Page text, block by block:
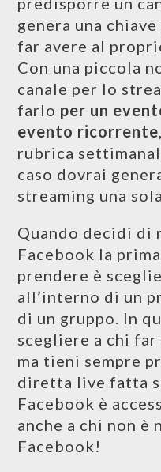
genera una
far avere al
Con una piccola
canale per lo
farlo per un
evento ricorrente
rubrica
caso dovrai
streaming una
Quando decidi di
Facebook la
prendere è
all’interno di un
di un gruppo. In
scegliere a chi
ma tieni sempre
diretta live fatta
Facebook è
anche a chi non
Facebook!